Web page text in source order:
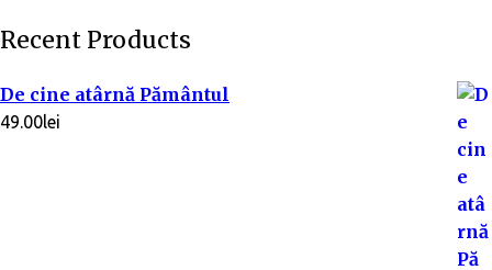
Recent Products
De cine atârnă Pământul
49.00lei